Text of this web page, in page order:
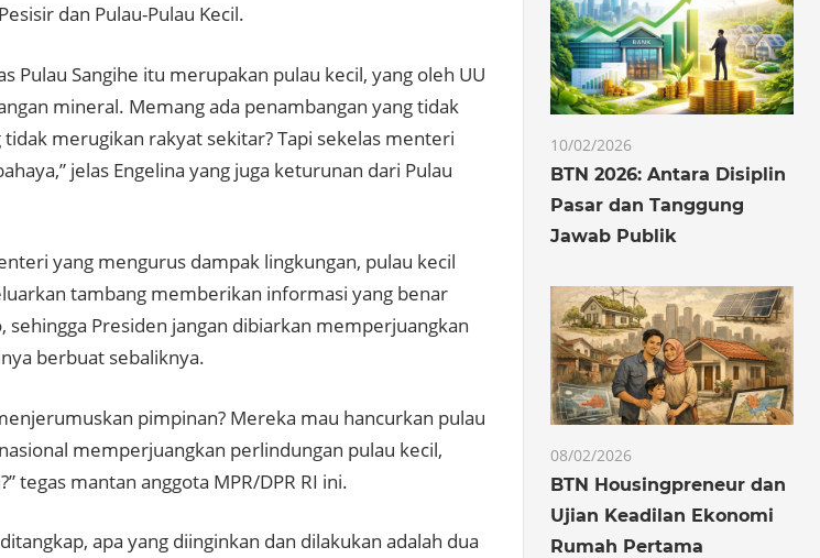
dan Pulau-Pulau Kecil.
Pulau Sangihe itu merupakan pulau kecil, yang oleh UU
mineral. Memang ada penambangan yang tidak
merugikan rakyat sekitar? Tapi sekelas menteri
jelas Engelina yang juga keturunan dari Pulau
yang mengurus dampak lingkungan, pulau kecil
tambang memberikan informasi yang benar
sehingga Presiden jangan dibiarkan memperjuangkan
berbuat sebaliknya.
pimpinan? Mereka mau hancurkan pulau
memperjuangkan perlindungan pulau kecil,
tegas mantan anggota MPR/DPR RI ini.
apa yang diinginkan dan dilakukan adalah dua
10/02/2026
BTN 2026: Antara Disiplin
Pasar dan Tanggung
Jawab Publik
08/02/2026
BTN Housingpreneur dan
Ujian Keadilan Ekonomi
Rumah Pertama